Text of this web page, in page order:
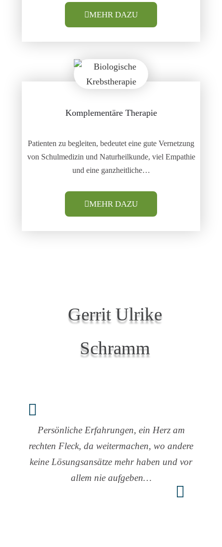
MEHR DAZU
Komplementäre Therapie
Patienten zu begleiten, bedeutet eine gute Vernetzung
von Schulmedizin und Naturheilkunde, viel Empathie
und eine ganzheitliche…
MEHR DAZU
Gerrit Ulrike
Schramm
Persönliche Erfahrungen, ein Herz am
rechten Fleck, da weitermachen, wo andere
keine Lösungsansätze mehr haben und vor
allem nie aufgeben…